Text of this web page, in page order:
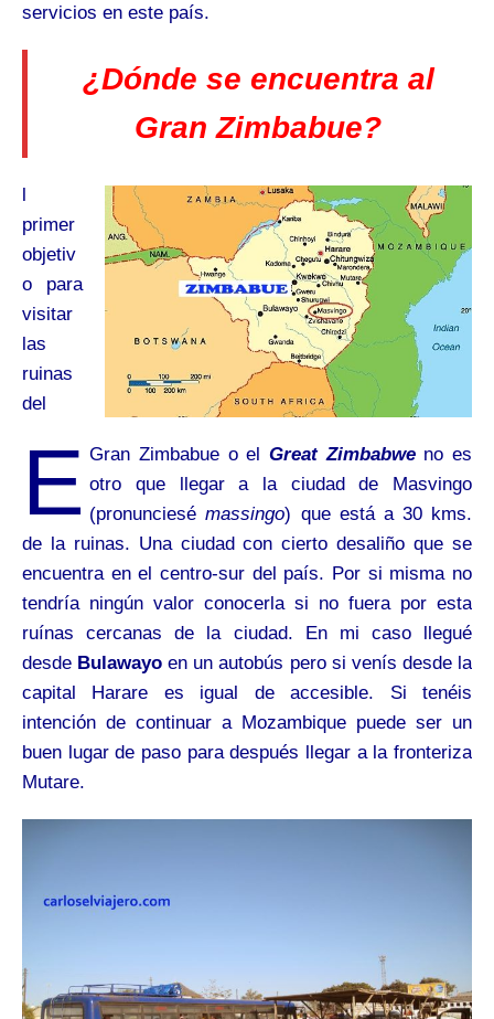
servicios en este país.
¿Dónde se encuentra al
Gran Zimbabue?
E
l
primer
objetiv
o para
visitar
las
ruinas
del
Gran Zimbabue o el Great Zimbabweno es
otro que llegar a la ciudad de Masvingo
(pronunciesémassingo) que está a 30 kms.
de la ruinas. Una ciudad con cierto desaliño que se
encuentra en el centro-sur del país. Por si misma no
tendría ningún valor conocerla si no fuera por esta
ruínas cercanas de la ciudad. En mi caso llegué
desde Bulawayo en un autobús pero si venís desde la
capital Harare es igual de accesible. Si tenéis
intención de continuar a Mozambique puede ser un
buen lugar de paso para después llegar a la fronteriza
Mutare.